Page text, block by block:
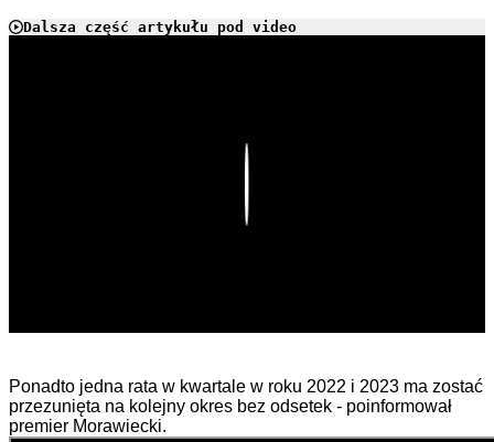
Dalsza część artykułu pod video
Ponadto jedna rata w kwartale w roku 2022 i 2023 ma zostać
przezunięta na kolejny okres bez odsetek - poinformował
premier Morawiecki.